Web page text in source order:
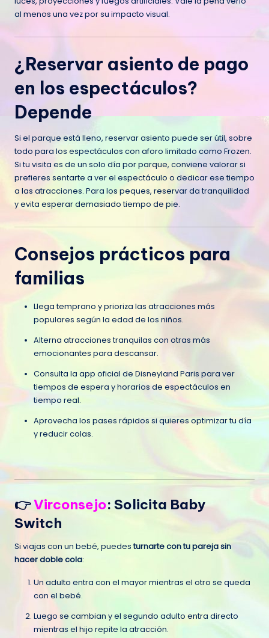
al menos una vez por su impacto visual.
¿Reservar asiento de pago
en los espectáculos?
Depende
Si el parque está lleno, reservar asiento puede ser útil, sobre
todo para los espectáculos con aforo limitado como Frozen.
Si tu visita es de un solo día por parque, conviene valorar si
prefieres sentarte a ver el espectáculo o dedicar ese tiempo
a las atracciones. Para los peques, reservar da tranquilidad
y evita esperar demasiado tiempo de pie.
Consejos prácticos para
familias
Llega temprano y prioriza las atracciones más
populares según la edad de los niños.
Alterna atracciones tranquilas con otras más
emocionantes para descansar.
Consulta la app oficial de Disneyland Paris para ver
tiempos de espera y horarios de espectáculos en
tiempo real.
Aprovecha los pases rápidos si quieres optimizar tu día
y reducir colas.
👉Virconsejo: Solicita Baby
Switch
Si viajas con un bebé, puedes turnarte con tu pareja sin
hacer doble cola:
Un adulto entra con el mayor mientras el otro se queda
con el bebé.
Luego se cambian y el segundo adulto entra directo
mientras el hijo repite la atracción.